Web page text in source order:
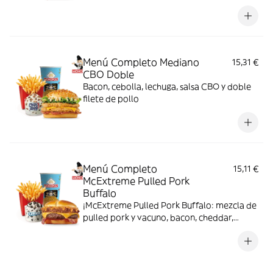
doble de cheddar, lechuga fresca y tiras de
Menú Completo Mediano
CBO Doble
15,31 €
Bacon, cebolla, lechuga, salsa CBO y doble
filete de pollo
Menú Completo
McExtreme Pulled Pork
Buffalo
15,11 €
¡McExtreme Pulled Pork Buffalo: mezcla de
pulled pork y vacuno, bacon, cheddar,